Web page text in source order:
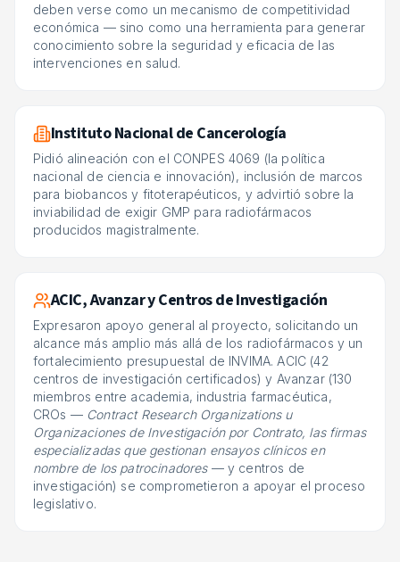
deben verse como un mecanismo de competitividad
económica — sino como una herramienta para generar
conocimiento sobre la seguridad y eficacia de las
intervenciones en salud.
Instituto Nacional de Cancerología
Pidió alineación con el CONPES 4069 (la política
nacional de ciencia e innovación), inclusión de marcos
para biobancos y fitoterapéuticos, y advirtió sobre la
inviabilidad de exigir GMP para radiofármacos
producidos magistralmente.
ACIC, Avanzar y Centros de Investigación
Expresaron apoyo general al proyecto, solicitando un
alcance más amplio más allá de los radiofármacos y un
fortalecimiento presupuestal de INVIMA. ACIC (42
centros de investigación certificados) y Avanzar (130
miembros entre academia, industria farmacéutica,
CROs — Contract Research Organizations u
Organizaciones de Investigación por Contrato, las firmas
especializadas que gestionan ensayos clínicos en
nombre de los patrocinadores— y centros de
investigación) se comprometieron a apoyar el proceso
legislativo.